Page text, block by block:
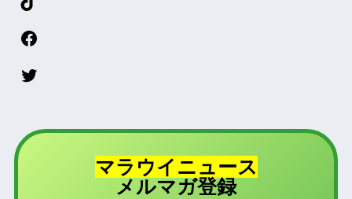
マラウイニュース
メルマガ登録